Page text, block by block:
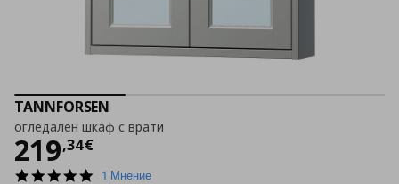
TANNFORSEN
огледален шкаф с врати
219,34€
Цена
5.01 Мнение